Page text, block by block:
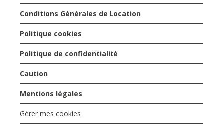
Conditions Générales de Location
Politique cookies
Politique de confidentialité
Caution
Mentions légales
Gérer mes cookies